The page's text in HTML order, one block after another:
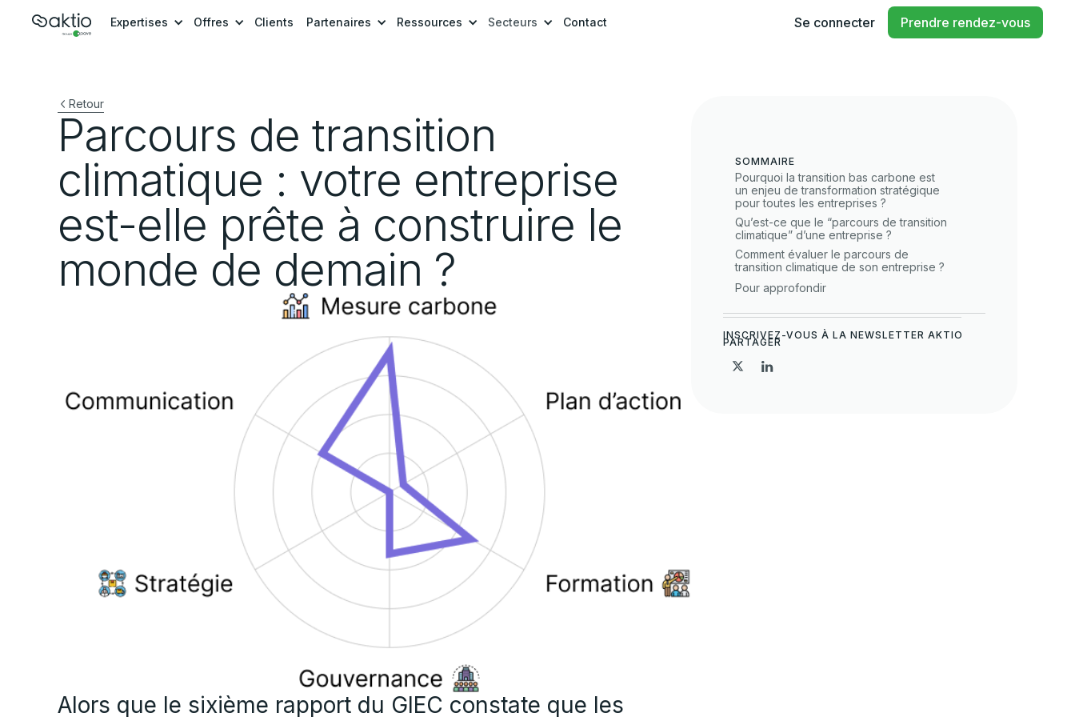
Expertises Offres Clients Partenaires Ressources Secteurs Contact Se connecter Prendre rendez-vous
Retour
Parcours de transition
climatique : votre entreprise
est-elle prête à construire le
monde de demain ?
Alors que le sixième rapport du GIEC constate que les
SOMMAIRE
Pourquoi la transition bas carbone est
un enjeu de transformation stratégique
pour toutes les entreprises ?
Qu’est-ce que le “parcours de transition
climatique” d’une entreprise ?
Comment évaluer le parcours de
transition climatique de son entreprise ?
Pour approfondir
INSCRIVEZ-VOUS À LA NEWSLETTER AKTIO
PARTAGER